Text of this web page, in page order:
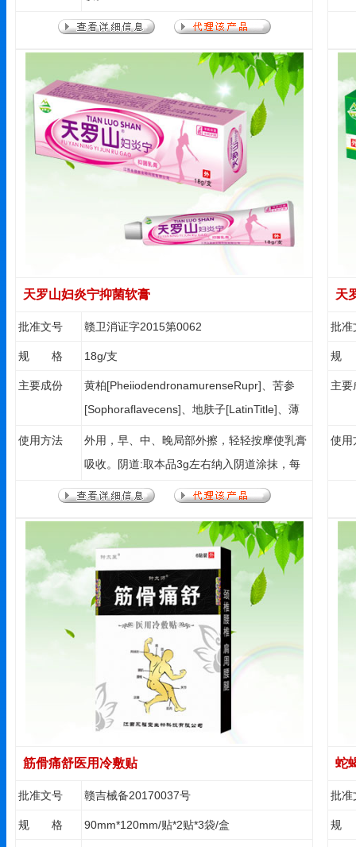
天罗山妇炎宁抑菌软膏
批准文号 赣卫消证字2015第0062
规 格 18g/支
主要成份
黄柏[PheiiodendronamurenseRupr]、苦参
[Sophoraflavecens]、地肤子[LatinTitle]、薄
荷脑[MenthaeHaplocalycis]、蛇床子
[Cnidiummonnier（L.）]Cuss]、野菊花
[FischerEuphorbiaRoot]、冰片
使用方法
外用，早、中、晚局部外擦，轻轻按摩使乳膏
吸收。阴道:取本品3g左右纳入阴道涂抹，每
日1-2次。
天
批准
规
主要
使用
筋傦痛舒医用冷敷贴
批准文号 赣吉械备20170037号
规 格 90mm*120mm/贴*2贴*3袋/盒
蛇
批准
规